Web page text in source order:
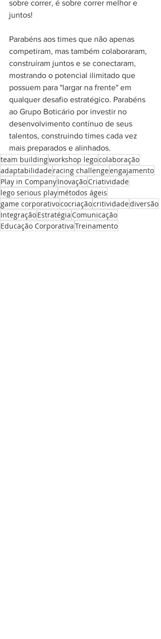
sobre correr, é sobre correr melhor e
juntos!
Parabéns aos times que não apenas
competiram, mas também colaboraram,
construíram juntos e se conectaram,
mostrando o potencial ilimitado que
possuem para "largar na frente" em
qualquer desafio estratégico. Parabéns
ao Grupo Boticário por investir no
desenvolvimento contínuo de seus
talentos, construindo times cada vez
mais preparados e alinhados.
team buildingworkshop legocolaboração
adaptabilidaderacing challengeengajamento
Play in CompanyInovaçãoCriatividade
lego serious playmétodos ágeis
game corporativococriaçãocritividadediversão
IntegraçãoEstratégia Comunicação
Educação CorporativaTreinamento